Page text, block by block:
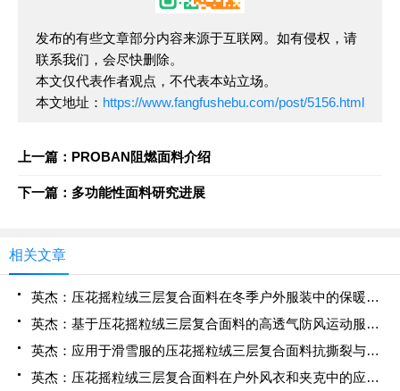
发布的有些文章部分内容来源于互联网。如有侵权，请
联系我们，会尽快删除。
本文仅代表作者观点，不代表本站立场。
本文地址： https://www.fangfushebu.com/post/5156.html
上一篇：PROBAN阻燃面料介绍
下一篇：多功能性面料研究进展
相关文章
英杰：压花摇粒绒三层复合面料在冬季户外服装中的保暖性能优化研究
英杰：基于压花摇粒绒三层复合面料的高透气防风运动服饰开发
英杰：应用于滑雪服的压花摇粒绒三层复合面料抗撕裂与耐磨性提升技术
英杰：压花摇粒绒三层复合面料在户外风衣和夹克中的应用与性能